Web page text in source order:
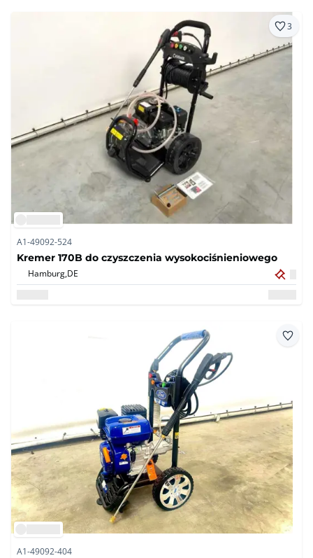
3
A1-49092-524
Kremer 170B do czyszczenia wysokociśnieniowego
Hamburg,DE
A1-49092-404